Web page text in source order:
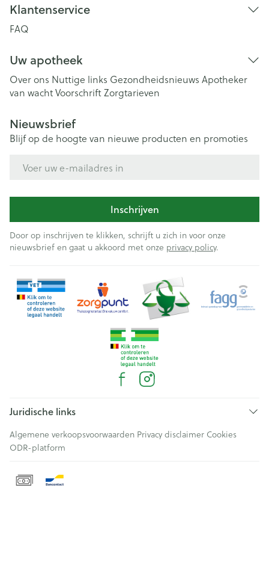
Klantenservice
FAQ
Uw apotheek
Over ons Nuttige links Gezondheidsnieuws Apotheker
van wachtVoorschriftZorgtarieven
Nieuwsbrief
Blijf op de hoogte van nieuwe producten en promoties
Inschrijven
Door op inschrijven te klikken, schrijft u zich in voor onze
nieuwsbrief en gaat u akkoord met onze privacy policy.
Juridische links
Algemene verkoopsvoorwaarden Privacy disclaimer Cookies
ODR-platform